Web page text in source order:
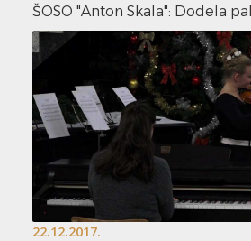
ŠOSO "Anton Skala": Dodela
22.12.2017.